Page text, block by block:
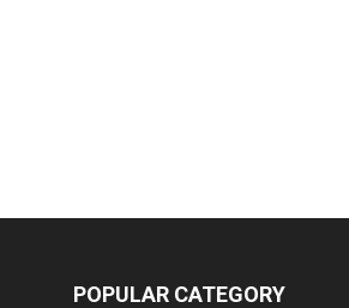
POPULAR CATEGORY